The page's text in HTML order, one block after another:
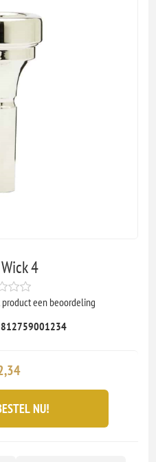
4
een beoordeling
812759001234
NU!